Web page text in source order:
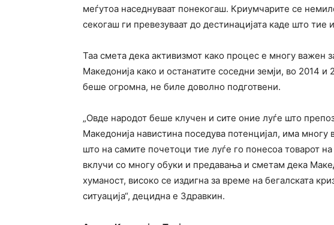
меѓутоа наседнуваат понекогаш. Криумчарите се
секогаш ги превезуваат до дестинацијата каде што тие
Таа смета дека активизмот како процес е многу важен
Македонија како и останатите соседни земји, во 2014 и
беше огромна, не биле доволно подготвени.
„Овде народот беше клучен и сите оние луѓе што
Македонија навистина поседува потенцијал, има многу
што на самите почетоци тие луѓе го понесоа товарот
вклучи со многу обуки и предавања и сметам дека
хуманост, високо се издигна за време на бегалската
ситуација“, децидна е Здравкин.